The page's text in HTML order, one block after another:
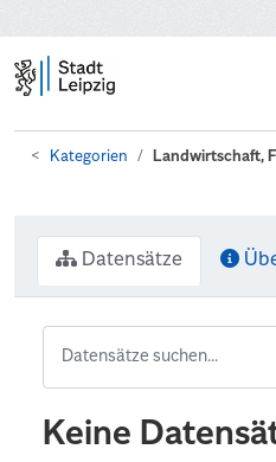
Kategorien Landwirtschaft,
Datensätze
Keine